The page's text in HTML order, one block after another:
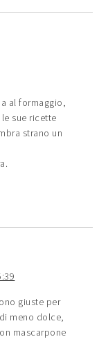
al formaggio,
sue ricette
strano un
giuste per
meno dolce,
mascarpone